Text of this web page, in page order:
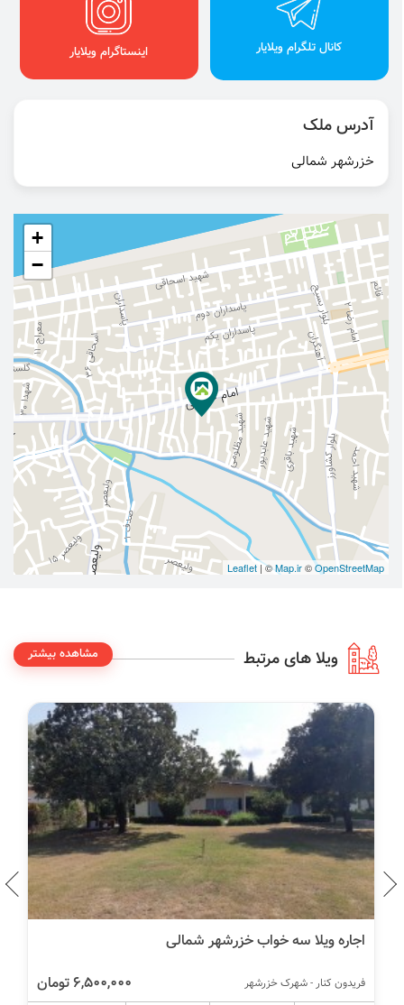
کانال تلگرام ویلایار اینستاگرام ویلایار
آدرس ملک
خزرشهر شمالی
+
−
Leaflet | ©Map.ir©OpenStreetMap
ویلا های مرتبط مشاهده بیشتر
اجاره ویلا سه خواب خزرشهر شمالی
6,500,000 تومان فریدون کنار - شهرک خزرشهر